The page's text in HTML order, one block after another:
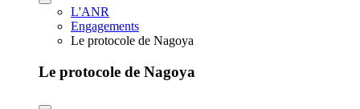
L'ANR
Engagements
Le protocole de Nagoya
Le protocole de Nagoya